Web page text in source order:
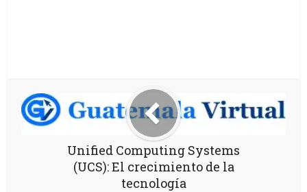
Unified Computing Systems
(UCS): El crecimiento de la
tecnología